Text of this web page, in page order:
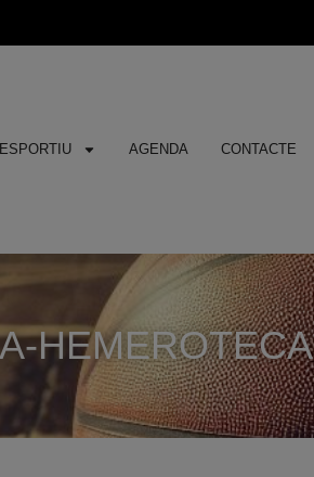
AGENDA CONTACTE
HEMEROTECA